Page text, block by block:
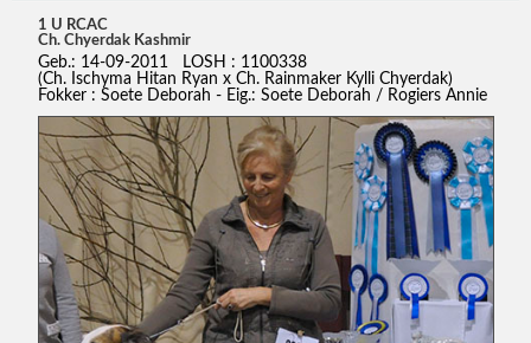
1 U RCAC
Ch. Chyerdak Kashmir
Geb.: 14-09-2011 LOSH : 1100338
(Ch. Ischyma Hitan Ryan x Ch. Rainmaker Kylli Chyerdak)
Fokker : Soete Deborah - Eig.: Soete Deborah / Rogiers Annie